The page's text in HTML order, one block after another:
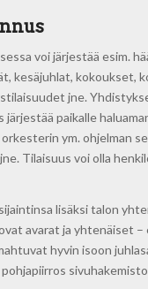
voi järjestää esim.
kesäjuhlat, kokoukset,
jne.
järjestää paikalle
ym. ohjelman
Tilaisuus voi olla
lisäksi talon
avarat ja yhtenäiset –
hyvin isoon